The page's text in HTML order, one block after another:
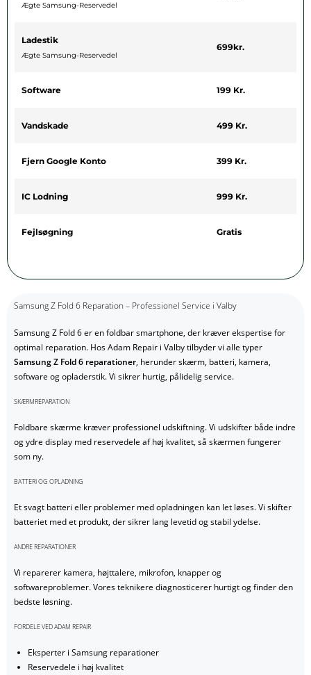
Ægte Samsung-Reservedel
Ladestik
Ægte Samsung-Reservedel
699kr.
Software 199 Kr.
Vandskade 499 Kr.
Fjern Google Konto 399 Kr.
IC Lodning 999 Kr.
Fejlsøgning Gratis
Samsung Z Fold 6 Reparation – Professionel Service i Valby
Samsung Z Fold 6 er en foldbar smartphone, der kræver ekspertise for
optimal reparation. Hos Adam Repair i Valby tilbyder vi alle typer
Samsung Z Fold 6 reparationer, herunder skærm, batteri, kamera,
software og opladerstik. Vi sikrer hurtig, pålidelig service.
SKÆRMREPARATION
Foldbare skærme kræver professionel udskiftning. Vi udskifter både indre
og ydre display med reservedele af høj kvalitet, så skærmen fungerer
som ny.
BATTERI OG OPLADNING
Et svagt batteri eller problemer med opladningen kan let løses. Vi skifter
batteriet med et produkt, der sikrer lang levetid og stabil ydelse.
ANDRE REPARATIONER
Vi reparerer kamera, højttalere, mikrofon, knapper og
softwareproblemer. Vores teknikere diagnosticerer hurtigt og finder den
bedste løsning.
FORDELE VED ADAM REPAIR
Eksperter i Samsung reparationer
Reservedele i høj kvalitet